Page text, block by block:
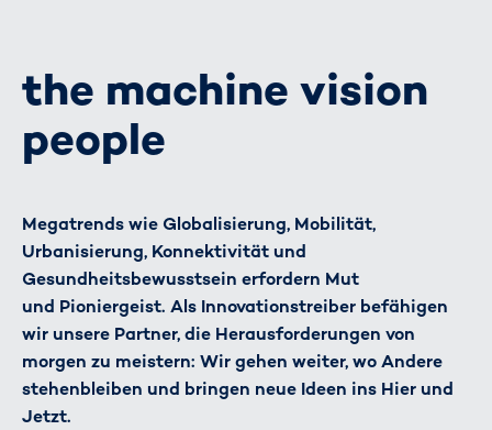
the machine vision
people
Megatrends wie Globalisierung, Mobilität,
Urbanisierung, Konnektivität und
Gesundheitsbewusstsein erfordern Mut
und Pioniergeist. Als Innovationstreiber befähigen
wir unsere Partner, die Herausforderungen von
morgen zu meistern: Wir gehen weiter, wo Andere
stehenbleiben und bringen neue Ideen ins Hier und
Jetzt.